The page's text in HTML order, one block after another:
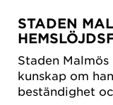
STADEN
Staden
kunskap om
beständighet